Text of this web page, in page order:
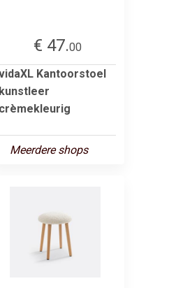
€ 47.00
Kantoorstoel
kunstleer
crèmekleurig
Meerdere shops